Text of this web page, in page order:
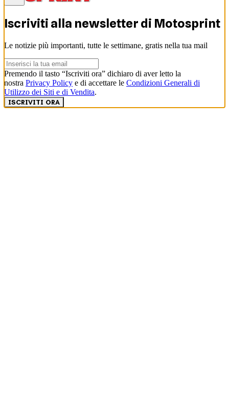
Iscriviti alla newsletter di Motosprint
Le notizie più importanti, tutte le settimane, gratis nella tua mail
Premendo il tasto “Iscriviti ora” dichiaro di aver letto la
nostra Privacy Policy e di accettare le Condizioni Generali di
Utilizzo dei Siti e di Vendita.
ISCRIVITI ORA